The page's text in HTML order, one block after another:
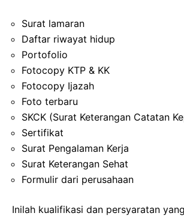
Surat lamaran
Daftar riwayat hidup
Portofolio
Fotocopy KTP & KK
Fotocopy Ijazah
Foto terbaru
SKCK (Surat Keterangan Catatan
Sertifikat
Surat Pengalaman Kerja
Surat Keterangan Sehat
Formulir dari perusahaan
Inilah kualifikasi dan persyaratan